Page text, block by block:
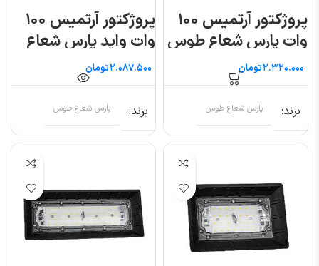
پروژکتور آرتمیس ۱۰۰
وات پارس شعاع طوس
تومان
برند پارس شعاع طوس
پروژکتور آرتمیس ۱۰۰
وات واید پارس شعاع
طوس
تومان
برند پارس شعاع طوس